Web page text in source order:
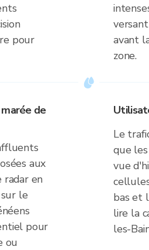
pour
avant
zone.
de
aux
radar en
le
pour
ou
Le
que
vue
bas et
lire la
les-